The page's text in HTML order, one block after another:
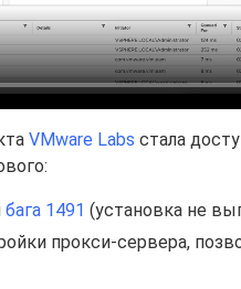
VMware Labs стала
бага 1491 (установка не
прокси-сервера,